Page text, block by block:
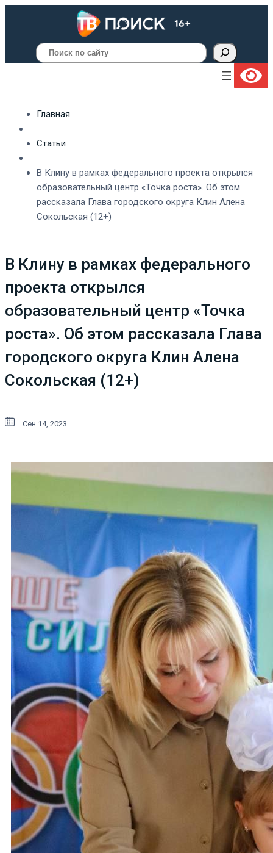
Поиск
Главная
Статьи
В Клину в рамках федерального проекта открылся
образовательный центр «Точка роста». Об этом
рассказала Глава городского округа Клин Алена
Сокольская (12+)
В Клину в рамках федерального
проекта открылся
образовательный центр «Точка
роста». Об этом рассказала Глава
городского округа Клин Алена
Сокольская (12+)
Сен 14, 2023